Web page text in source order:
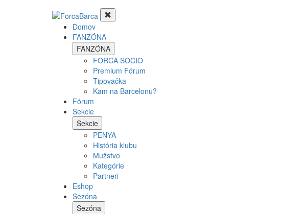
Domov
FANZÓNA
FANZÓNA
FORCA SOCIO
Premium Fórum
Tipovačka
Kam na Barcelonu?
Fórum
Sekcie
Sekcie
PENYA
História klubu
Mužstvo
Kategórie
Partneri
Eshop
Sezóna
Sezóna